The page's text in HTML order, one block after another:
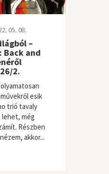
05. 08.
–
Back and
2.
esik
trió tavaly
lehet, még
Részben
akkor...